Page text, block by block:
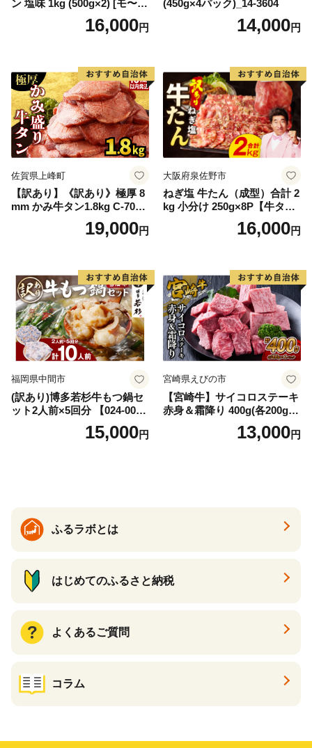
ン 塩味 1kg (500g×2) [モ〜ラ
ンド 宮城県 気仙沼市 205646
60] 肉 牛肉 精肉 牛たん 牛タ
厚切り タン
16,000円
(450g×4パック)_14-3604
14,000円
佐賀県上峰町
【訳あり】《訳あり》極厚 8
mm かみ牛タン1.8kg C-709-
19,000円
大阪府泉佐野市
ねぎ塩 牛たん（成型）合計 2
kg 小分け 250g×8P【牛タン
牛肉 焼肉用 薄切り 訳あり サ
16,000円
福岡県中間市
(訳あり)博多若杉牛もつ鍋セ
ット2人前×5回分 【024-002
15,000円
宮崎県えびの市
【宮崎牛】サイコロステーキ
赤身＆霜降り 400g(各200g×
１P 計2P) 真空パック 冷凍
13,000円
ふるラボとは
はじめてのふるさと納税
よくあるご質問
コラム